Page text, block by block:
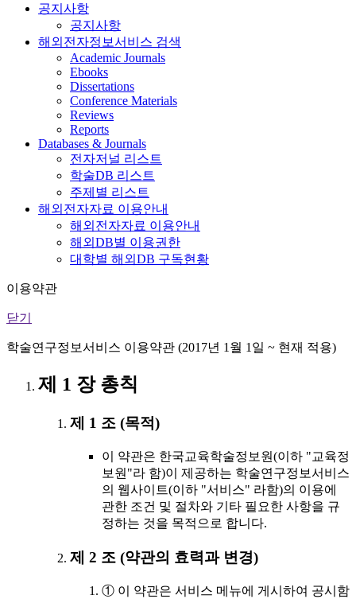
공지사항
공지사항
해외전자정보서비스 검색
Academic Journals
Ebooks
Dissertations
Conference Materials
Reviews
Reports
Databases & Journals
전자저널 리스트
학술DB 리스트
주제별 리스트
해외전자자료 이용안내
해외전자자료 이용안내
해외DB별 이용권한
대학별 해외DB 구독현황
이용약관
닫기
학술연구정보서비스 이용약관 (2017년 1월 1일 ~ 현재 적용)
제 1 장 총칙
제 1 조 (목적)
이 약관은 한국교육학술정보원(이하 "교육정
보원"라 함)이 제공하는 학술연구정보서비스
의 웹사이트(이하 "서비스" 라함)의 이용에
관한 조건 및 절차와 기타 필요한 사항을 규
정하는 것을 목적으로 합니다.
제 2 조 (약관의 효력과 변경)
① 이 약관은 서비스 메뉴에 게시하여 공시함